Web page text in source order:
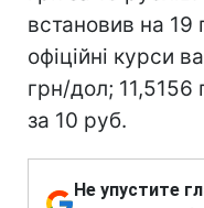
встановив на
офіційні курси
грн/дол;
за 10 руб.
Не упустите